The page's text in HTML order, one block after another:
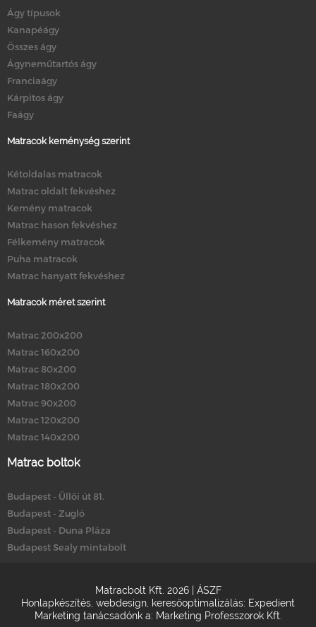
Ágy típusok
Kanapéágy
Összes ágy
Ágyneműtartós ágy
Franciaágy
Kárpitos ágy
Faágy
Matracok keménység szerint
Kétoldalas matracok
Matrac oldalt fekvéshez
Kemény matracok
Matrac hason fekvéshez
Félkemény matracok
Puha matracok
Matrac hanyatt fekvéshez
Matracok méret szerint
Matrac 200x200
Matrac 160x200
Matrac 80x200
Matrac 180x200
Matrac 90x200
Matrac 120x200
Matrac 140x200
Matrac boltok
Budapest - Üllői út 81.
Budapest - Zugló
Budapest - Duna Pláza
Budapest Sealy mintabolt
Matracbolt Kft. 2026 | ÁSZF
Honlapkészítés webdesign keresőoptimalizálás: Expedient
Marketing tanácsadónk a: Marketing Professzorok Kft.